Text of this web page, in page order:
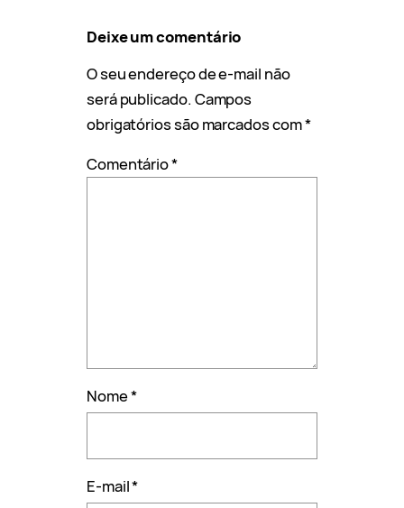
Deixe um comentário
O seu endereço de e-mail não
será publicado. Campos
obrigatórios são marcados com*
Comentário*
Nome*
E-mail*